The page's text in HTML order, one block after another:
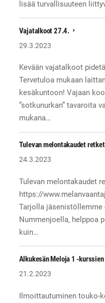
lisää turvallisuuteen
Vajatalkoot 27.4.
29.3.2023
Kevään vajatalkoot
Tervetuloa mukaan
kesäkuntoon! Vajaan
”sotkunurkan” tavaroita
mukana…
Tulevan melontakaudet
24.3.2023
Tulevan melontakaudet
https://
Tarjolla jäsenistöllemme
Nummenjoella, helppoa
kuin…
Alkukesän Meloja 1 -
21.2.2023
Ilmoittautuminen touko-